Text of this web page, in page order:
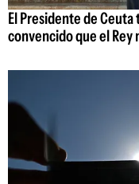
El Presidente de
convencido que el Rey